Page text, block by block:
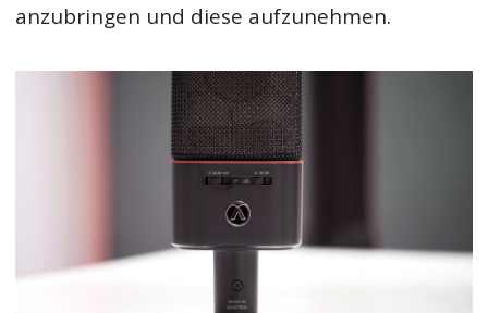
anzubringen und diese aufzunehmen.